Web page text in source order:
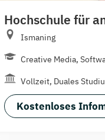
Hochschule für
Ismaning
Creative Media,
Vollzeit, Duales
Kostenloses